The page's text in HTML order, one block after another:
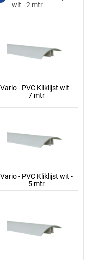
wit - 2 mtr
Vario - PVC Kliklijst wit -
7 mtr
Vario - PVC Kliklijst wit -
5 mtr